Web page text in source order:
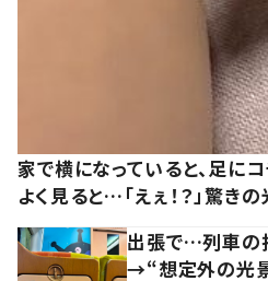
家で横になっていると、足に
よく見ると…「えぇ！？」驚き
出張で…列車の
→“想定外の光景